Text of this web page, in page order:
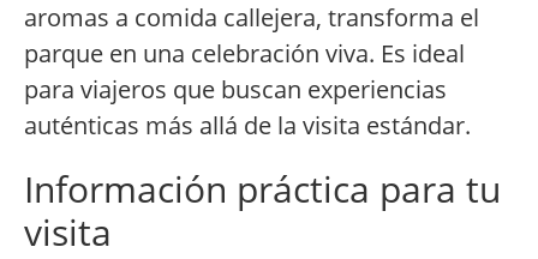
aromas a comida callejera, transforma el
parque en una celebración viva. Es ideal
para viajeros que buscan experiencias
auténticas más allá de la visita estándar.
Información práctica para tu
visita